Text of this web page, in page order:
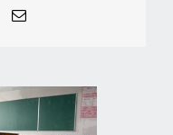
Email